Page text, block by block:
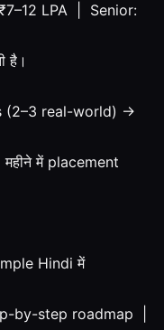
LPA | Senior:
है।
(2–3 real-world) →
में placement
Hindi में
by-step roadmap |